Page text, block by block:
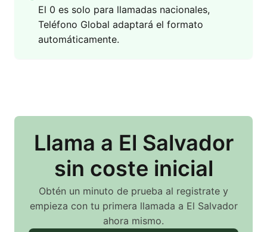
El 0 es solo para llamadas nacionales,
Teléfono Global adaptará el formato
automáticamente.
Llama a El Salvador
sin coste inicial
Obtén un minuto de prueba al registrate y
empieza con tu primera llamada a El Salvador
ahora mismo.